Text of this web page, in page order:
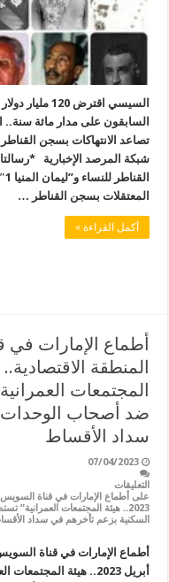
السيسي اقترض
شبكة المرصد الإخبارية
المعتقلات بسجن القناطر …
أكمل القراءة »
أطماع الإمارات في
المجتمعات
ضد أصحاب الوحدات
سداد الأقساط
07/04/2023
التعليقات
2023.. هيئة المجتمعات
السكنية بزعم تأخرهم في سداد
أبريل 2023.. هيئة